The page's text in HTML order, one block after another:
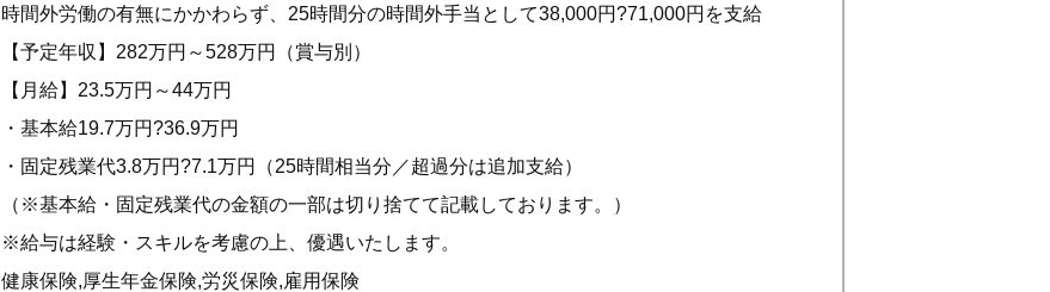
時間外労働の有無にかかわらず、25時間分の時間外手当として38,000円?71,000円を支給
【予定年収】282万円～528万円（賞与別）
【月給】23.5万円～44万円
・基本給19.7万円?36.9万円
・固定残業代3.8万円?7.1万円（25時間相当分／超過分は追加支給）
（※基本給・固定残業代の金額の一部は切り捨てて記載しております。）
※給与は経験・スキルを考慮の上、優遇いたします。
健康保険,厚生年金保険,労災保険,雇用保険